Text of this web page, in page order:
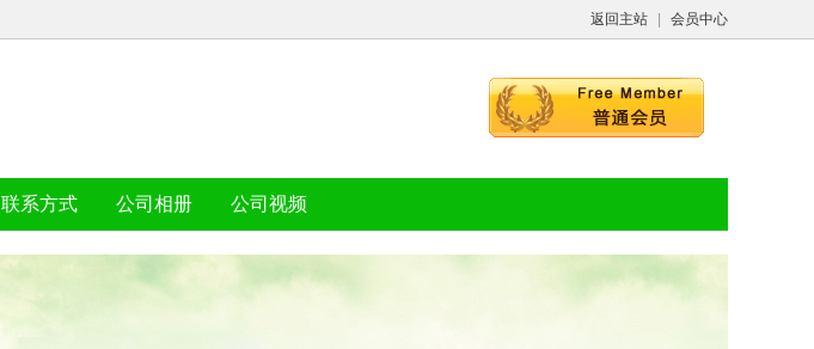
返回主站 会员中心
联系方式 公司相册 公司视频